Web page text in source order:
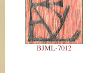
BJML-7012